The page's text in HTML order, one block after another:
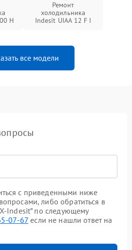
H
Ремонт
холодильника
Indesit UIAA 12 F I
все модели
с приведенными ниже
либо обратиться в
Indesit” по следующему
07-67 если не нашли ответ на